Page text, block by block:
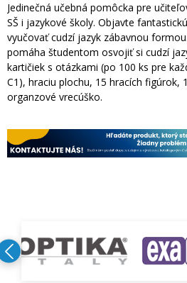
Jedinečná učebná pomôcka pre
SŠ i jazykové školy. Objavte
vyučovať cudzí jazyk zábavnou
pomáha študentom osvojiť si cudzí
kartičiek s otázkami (po 100 ks pre
C1), hraciu plochu, 15 hracích figúrok,
organzové vrecúško.